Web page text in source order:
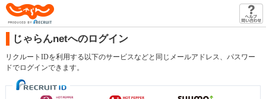
じゃらんnetへのログイン
リクルートIDを利用する以下のサービスなどと同じメールアドレス、パスワー
ドでログインできます。